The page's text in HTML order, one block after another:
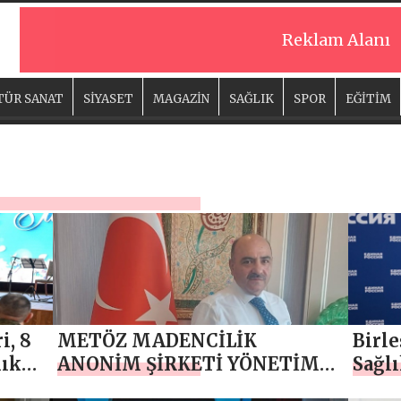
Reklam Alanı
SANAT SİYASET MAGAZİN SAĞLIK SPOR EĞİTİM
8
METÖZ MADENCİLİK
ANONİM ŞİRKETİ YÖNETİM